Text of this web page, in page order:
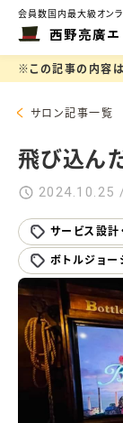
会員数国内最大級オン
西野亮廣
※この記事の内容は
サロン記事一覧
飛び込ん
2024.10.25
サービス設計
ボトルジョー